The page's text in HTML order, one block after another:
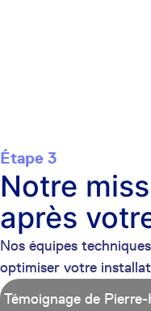
Étape 3
Notre
après
Nos équipes
optimiser votre
Témoignage de